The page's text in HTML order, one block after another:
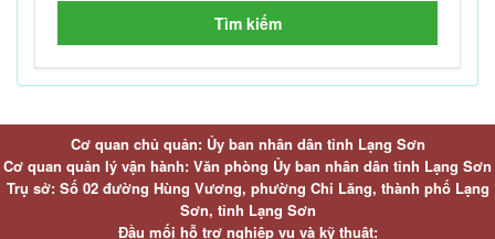
Tìm kiếm
Cơ quan chủ quản: Ủy ban nhân dân tỉnh Lạng Sơn
Cơ quan quản lý vận hành: Văn phòng Ủy ban nhân dân tỉnh Lạng Sơn
Trụ sở: Số 02 đường Hùng Vương, phường Chi Lăng, thành phố Lạng
Sơn, tỉnh Lạng Sơn
Đầu mối hỗ trợ nghiệp vụ và kỹ thuật: